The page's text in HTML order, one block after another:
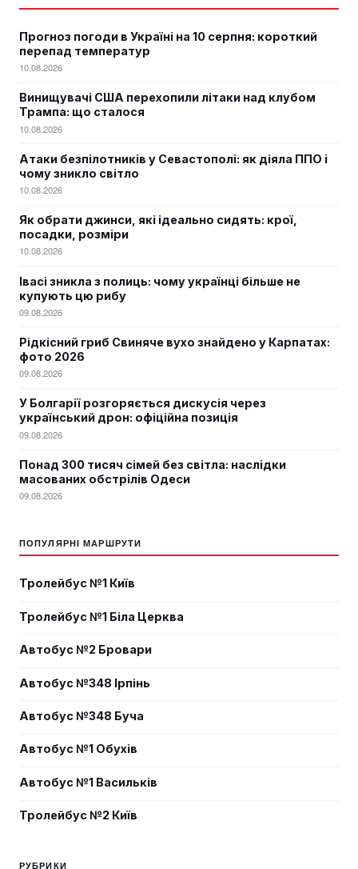
Прогноз погоди в Україні на 10 серпня: короткий
перепад температур
10.08.2026
Винищувачі США перехопили літаки над клубом
Трампа: що сталося
10.08.2026
Атаки безпілотників у Севастополі: як діяла ППО і
чому зникло світло
10.08.2026
Як обрати джинси, які ідеально сидять: крої,
посадки, розміри
10.08.2026
Івасі зникла з полиць: чому українці більше не
купують цю рибу
09.08.2026
Рідкісний гриб Свиняче вухо знайдено у Карпатах:
фото 2026
09.08.2026
У Болгарії розгоряється дискусія через
український дрон: офіційна позиція
09.08.2026
Понад 300 тисяч сімей без світла: наслідки
масованих обстрілів Одеси
09.08.2026
ПОПУЛЯРНІ МАРШРУТИ
Тролейбус №1 Київ
Тролейбус №1 Біла Церква
Автобус №2 Бровари
Автобус №348 Ірпінь
Автобус №348 Буча
Автобус №1 Обухів
Автобус №1 Васильків
Тролейбус №2 Київ
РУБРИКИ